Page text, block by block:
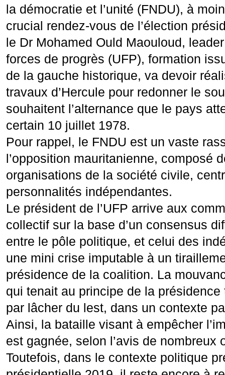
la démocratie et l’unité (FNDU), à
crucial rendez-vous de l’élection
le Dr Mohamed Ould Maouloud,
forces de progrès (UFP), formation
de la gauche historique, va devoir
travaux d’Hercule pour redonner le
souhaitent l’alternance que le pays
certain 10 juillet 1978.
Pour rappel, le FNDU est un vaste
l’opposition mauritanienne, composé
organisations de la société civile,
personnalités indépendantes.
Le président de l’UFP arrive aux
collectif sur la base d’un consensus
entre le pôle politique, et celui des
une mini crise imputable à un
présidence de la coalition. La
qui tenait au principe de la présidence
par lâcher du lest, dans un contexte
Ainsi, la bataille visant à empêcher
est gagnée, selon l’avis de nombreux
Toutefois, dans le contexte politique